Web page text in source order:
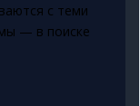
с теми
— в поиске